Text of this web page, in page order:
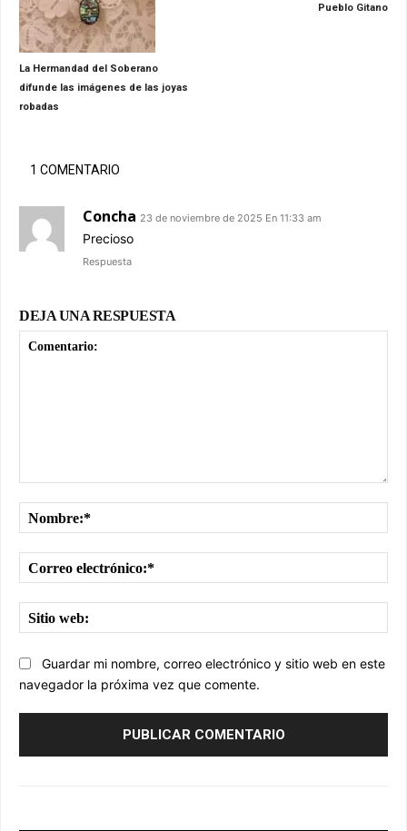
La Hermandad del Soberano
difunde las imágenes de las joyas
robadas
Pueblo Gitano
1 COMENTARIO
Concha 23 de noviembre de 2025 En 11:33 am
Precioso
Respuesta
DEJA UNA RESPUESTA
Guardar mi nombre, correo electrónico y sitio web en este
navegador la próxima vez que comente.